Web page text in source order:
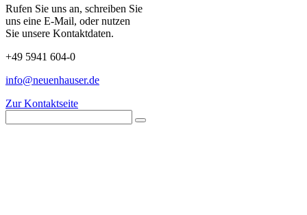
Rufen Sie uns an, schreiben Sie
uns eine E-Mail, oder nutzen
Sie unsere Kontaktdaten.
+49 5941 604-0
info@neuenhauser.de
Zur Kontaktseite